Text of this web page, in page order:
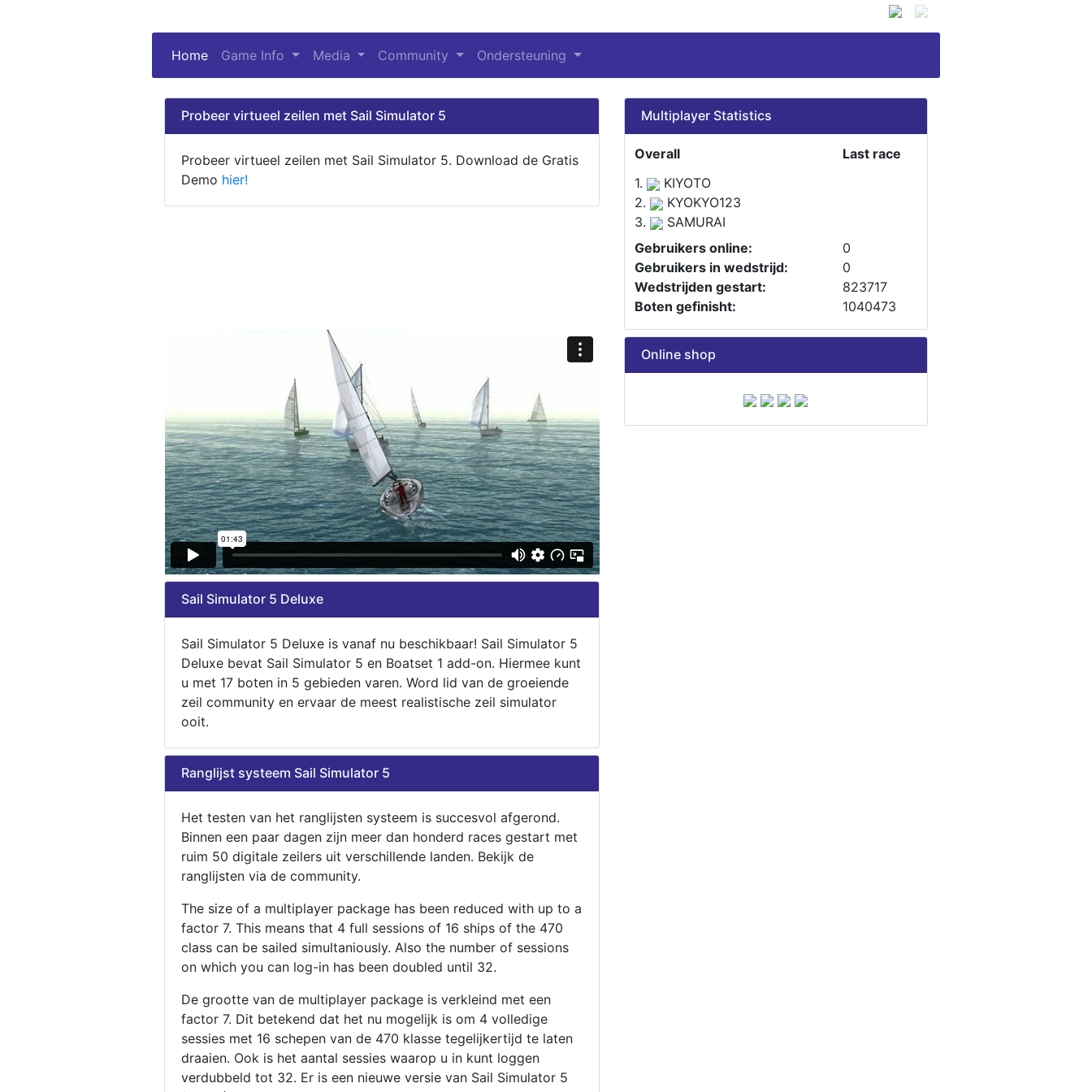
Home (current)
Game Info Media Community Ondersteuning
Probeer virtueel zeilen met Sail Simulator 5
Probeer virtueel zeilen met Sail Simulator 5. Download de Gratis
Demo hier!
Multiplayer Statistics
Overall
Last race
1.
KIYOTO
2.
KYOKYO123
3.
SAMURAI
Gebruikers online:
0
Gebruikers in wedstrijd:
0
Wedstrijden gestart:
823717
Boten gefinisht:
1040473
Sail Simulator 5 Deluxe
Sail Simulator 5 Deluxe is vanaf nu beschikbaar! Sail Simulator 5
Deluxe bevat Sail Simulator 5 en Boatset 1 add-on. Hiermee kunt
u met 17 boten in 5 gebieden varen. Word lid van de groeiende
zeil community en ervaar de meest realistische zeil simulator
ooit.
Ranglijst systeem Sail Simulator 5
Het testen van het ranglijsten systeem is succesvol afgerond.
Binnen een paar dagen zijn meer dan honderd races gestart met
ruim 50 digitale zeilers uit verschillende landen. Bekijk de
ranglijsten via de community.
The size of a multiplayer package has been reduced with up to a
factor 7. This means that 4 full sessions of 16 ships of the 470
class can be sailed simultaniously. Also the number of sessions
on which you can log-in has been doubled until 32.
De grootte van de multiplayer package is verkleind met een
factor 7. Dit betekend dat het nu mogelijk is om 4 volledige
sessies met 16 schepen van de 470 klasse tegelijkertijd te laten
draaien. Ook is het aantal sessies waarop u in kunt loggen
verdubbeld tot 32. Er is een nieuwe versie van Sail Simulator 5
Online shop